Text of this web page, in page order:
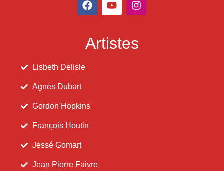
Artistes
Lisbeth Delisle
Agnès Dubart
Gordon Hopkins
François Houtin
Jessé Gomart
Jean Pierre Faivre